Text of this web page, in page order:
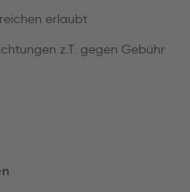
erlaubt
z.T. gegen Gebühr